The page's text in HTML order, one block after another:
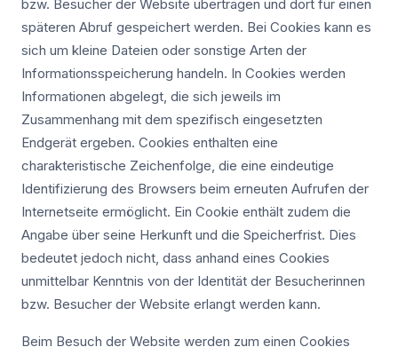
bzw. Besucher der Website übertragen und dort für einen
späteren Abruf gespeichert werden. Bei Cookies kann es
sich um kleine Dateien oder sonstige Arten der
Informationsspeicherung handeln. In Cookies werden
Informationen abgelegt, die sich jeweils im
Zusammenhang mit dem spezifisch eingesetzten
Endgerät ergeben. Cookies enthalten eine
charakteristische Zeichenfolge, die eine eindeutige
Identifizierung des Browsers beim erneuten Aufrufen der
Internetseite ermöglicht. Ein Cookie enthält zudem die
Angabe über seine Herkunft und die Speicherfrist. Dies
bedeutet jedoch nicht, dass anhand eines Cookies
unmittelbar Kenntnis von der Identität der Besucherinnen
bzw. Besucher der Website erlangt werden kann.
Beim Besuch der Website werden zum einen Cookies